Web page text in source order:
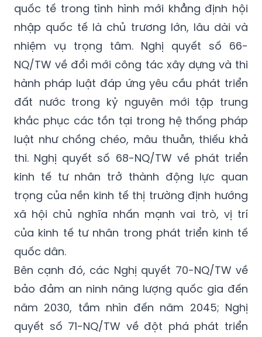
quốc tế trong tình hình mới khẳng định hội
nhập quốc tế là chủ trương lớn, lâu dài và
nhiệm vụ trọng tâm. Nghị quyết số 66-
NQ/TW về đổi mới công tác xây dựng và thi
hành pháp luật đáp ứng yêu cầu phát triển
đất nước trong kỷ nguyên mới tập trung
khắc phục các tồn tại trong hệ thống pháp
luật như chồng chéo, mâu thuẫn, thiếu khả
thi. Nghị quyết số 68-NQ/TW về phát triển
kinh tế tư nhân trở thành động lực quan
trọng của nền kinh tế thị trường định hướng
xã hội chủ nghĩa nhấn mạnh vai trò, vị trí
của kinh tế tư nhân trong phát triển kinh tế
quốc dân.
Bên cạnh đó, các Nghị quyết 70-NQ/TW về
bảo đảm an ninh năng lượng quốc gia đến
năm 2030, tầm nhìn đến năm 2045; Nghị
quyết số 71-NQ/TW về đột phá phát triển